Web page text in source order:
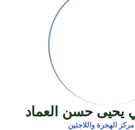
يحيى حسن العماد
الهجرة واللاجئين